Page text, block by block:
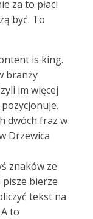
za to płaci
być. To
is king.
branży
im więcej
dwóch fraz w
Drzewica
znaków ze
pisze bierze
tekst na
to